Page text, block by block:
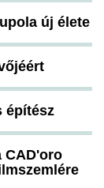
új élete
építész
CAD'oro